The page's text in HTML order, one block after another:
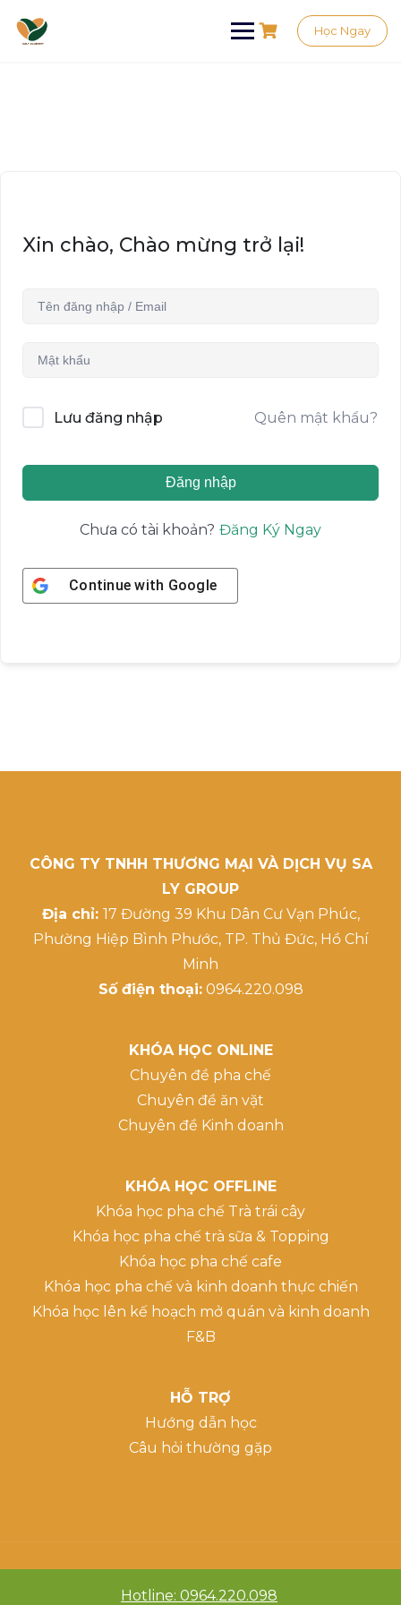
Học Ngay
Xin chào, Chào mừng trở lại!
Lưu đăng nhập Quên mật khẩu?
Đăng nhập
Chưa có tài khoản? Đăng Ký Ngay
Continue with Google
CÔNG TY TNHH THƯƠNG MẠI VÀ DỊCH VỤ SA
LY GROUP
Địa chỉ: 17 Đường 39 Khu Dân Cư Vạn Phúc,
Phường Hiệp Bình Phước, TP. Thủ Đức, Hồ Chí
Minh
Số điện thoại:0964.220.098
KHÓA HỌC ONLINE
Chuyên đề pha chế
Chuyên đề ăn vặt
Chuyên đề Kinh doanh
KHÓA HỌC OFFLINE
Khóa học pha chế Trà trái cây
Khóa học pha chế trà sữa & Topping
Khóa học pha chế cafe
Khóa học pha chế và kinh doanh thực chiến
Khóa học lên kế hoạch mở quán và kinh doanh
F&B
HỖ TRỢ
Hướng dẫn học
Câu hỏi thường gặp
Hotline: 0964.220.098